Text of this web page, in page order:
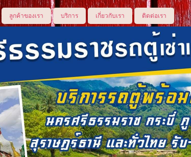
ลูกค้าของเรา บริการ เกี่ยวกับเรา ติดต่อเรา